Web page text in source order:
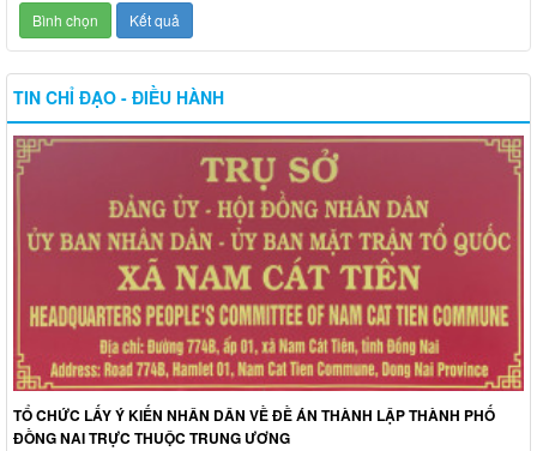
TIN CHỈ ĐẠO - ĐIỀU HÀNH
TỔ CHỨC LẤY Ý KIẾN NHÂN DÂN VỀ ĐỀ ÁN THÀNH LẬP THÀNH PHỐ
ĐỒNG NAI TRỰC THUỘC TRUNG ƯƠNG